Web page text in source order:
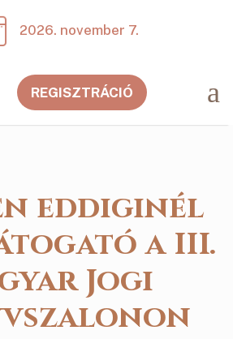
2026. november 7.
REGISZTRÁCIÓ a
eddiginél
a III.
Jogi